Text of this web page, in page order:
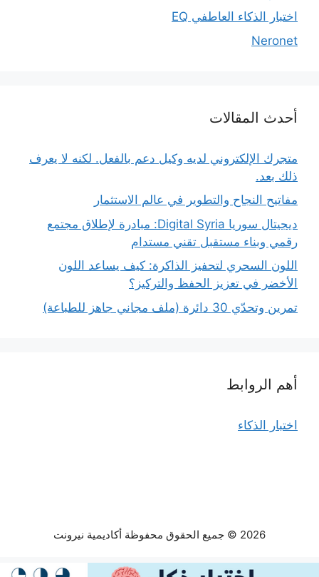
اختبار الذكاء العاطفي EQ
Neronet
أحدث المقالات
متجرك الإلكتروني لديه وكيل دعم بالفعل. لكنه لا يعرف
ذلك بعد.
مفاتيح النجاح والتطوير في عالم الاستثمار
ديجيتال سوريا Digital Syria: مبادرة لإطلاق مجتمع
رقمي وبناء مستقبل تقني مستدام
اللون السحري لتحفيز الذاكرة: كيف يساعد اللون
الأخضر في تعزيز الحفظ والتركيز؟
تمرين وتحدّي 30 دائرة (ملف مجاني جاهز للطباعة)
أهم الروابط
اختبار الذكاء
2026 © جميع الحقوق محفوظة أكاديمية نيرونت